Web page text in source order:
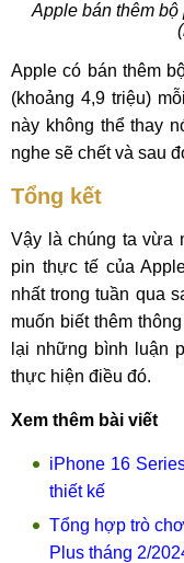
Apple bán thêm
Apple có bán thêm
(khoảng 4,9 triệu)
này không thể thay
nghe sẽ chết và sau
Tổng kết
Vậy là chúng ta vừa
pin thực tế của
nhất trong tuần qua
muốn biết thêm
lại những bình luận
thực hiện điều đó.
Xem thêm bài viết
iPhone 16
thiết kế
Tổng hợp trò
Plus tháng 2/